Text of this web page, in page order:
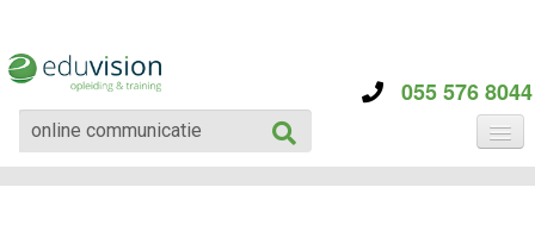
055 576 8044
CATEGORIE